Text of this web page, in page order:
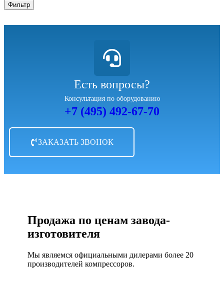
Фильтр
Есть вопросы?
Консультация по оборудованию
+7 (495) 492-67-70
ЗАКАЗАТЬ ЗВОНОК
Продажа по ценам завода-
изготовителя
Мы являемся официальными дилерами более 20
производителей компрессоров.